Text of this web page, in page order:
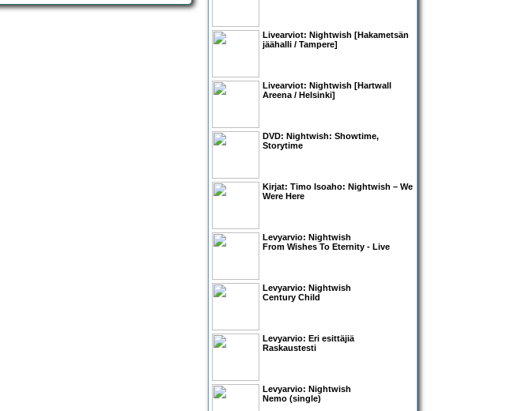
Livearviot: Nightwish [Hakametsän
jäähalli / Tampere]
Livearviot: Nightwish [Hartwall
Areena / Helsinki]
DVD: Nightwish: Showtime,
Storytime
Kirjat: Timo Isoaho: Nightwish – We
Were Here
Levyarvio: Nightwish
From Wishes To Eternity - Live
Levyarvio: Nightwish
Century Child
Levyarvio: Eri esittäjiä
Raskaustesti
Levyarvio: Nightwish
Nemo (single)